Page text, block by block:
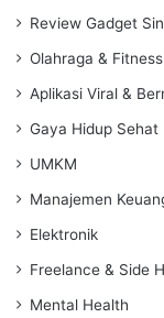
Review Gadget
Olahraga & Fitness
Aplikasi Viral &
Gaya Hidup Sehat
UMKM
Manajemen
Elektronik
Freelance & Side
Mental Health